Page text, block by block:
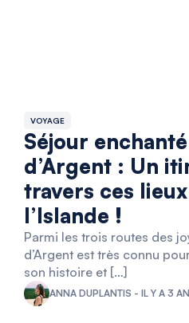
VOYAGE
Séjour
d’Argent : Un
travers ces
l’Islande !
Parmi les trois routes des
d’Argent est très connu
son histoire et […]
ANNA DUPLANTIS - IL Y A 3